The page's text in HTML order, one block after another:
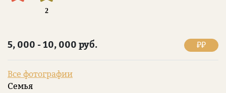
2
5, 000 - 10, 000 руб. ₽₽
Все фотографии
Семья